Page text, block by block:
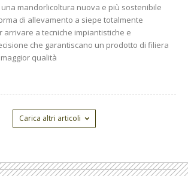
mandorlicoltura nuova e più sostenibile
di allevamento a siepe totalmente
arrivare a tecniche impiantistiche e
che garantiscano un prodotto di filiera
qualità
Carica altri articoli